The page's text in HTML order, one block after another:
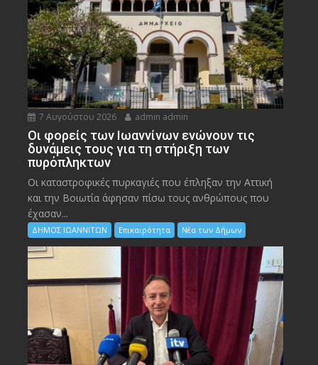
7 Αυγούστου 2026 admin admin
Οι φορείς των Ιωαννίνων ενώνουν τις
δυνάμεις τους για τη στήριξη των
πυρόπληκτων
Οι καταστροφικές πυρκαγιές που έπληξαν την Αττική
και την Bοιωτία άφησαν πίσω τους ανθρώπους που
έχασαν...
ΔΗΜΟΣ ΙΩΑΝΝΙΤΩΝ Επικαιρότητα Νέα των Δήμων